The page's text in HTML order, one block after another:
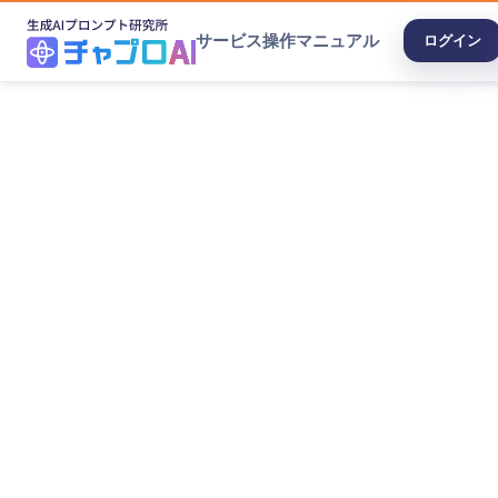
サービス操作マニュアル ログイン